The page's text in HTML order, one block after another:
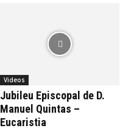
Videos
Jubileu Episcopal de D.
Manuel Quintas –
Eucaristia